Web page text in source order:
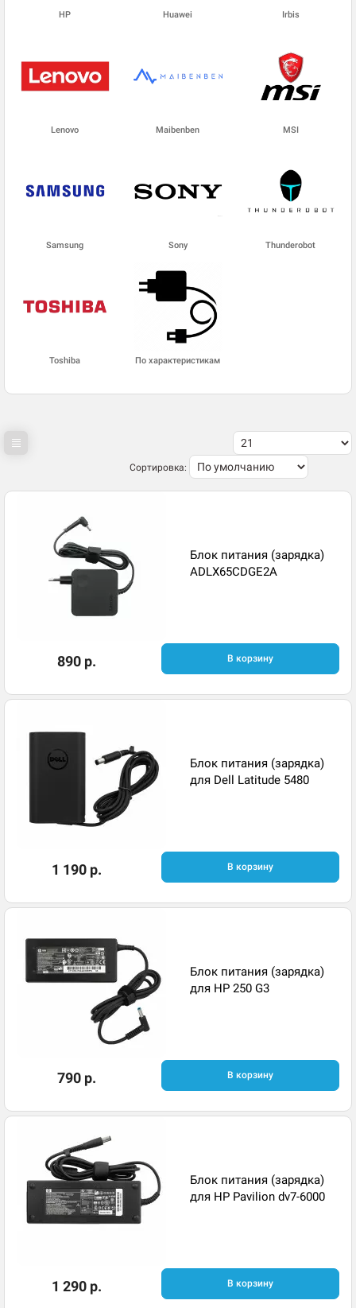
HP Huawei Irbis
Lenovo Maibenben MSI
Samsung Sony Thunderobot
Toshiba По характеристикам
Сортировка:
Блок питания (зарядка)
ADLX65CDGE2A
890 р. В корзину
Блок питания (зарядка)
для Dell Latitude 5480
1 190 р. В корзину
Блок питания (зарядка)
для HP 250 G3
790 р. В корзину
Блок питания (зарядка)
для HP Pavilion dv7-6000
1 290 р. В корзину